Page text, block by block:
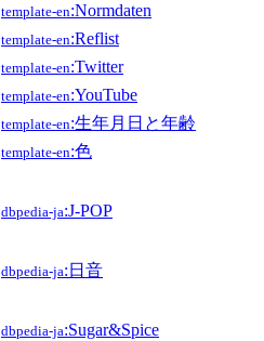
template-en:Normdaten
template-en:Reflist
template-en:Twitter
template-en:YouTube
template-en:生年月日と年齢
template-en:色
dbpedia-ja:J-POP
dbpedia-ja:日音
dbpedia-ja:Sugar&Spice